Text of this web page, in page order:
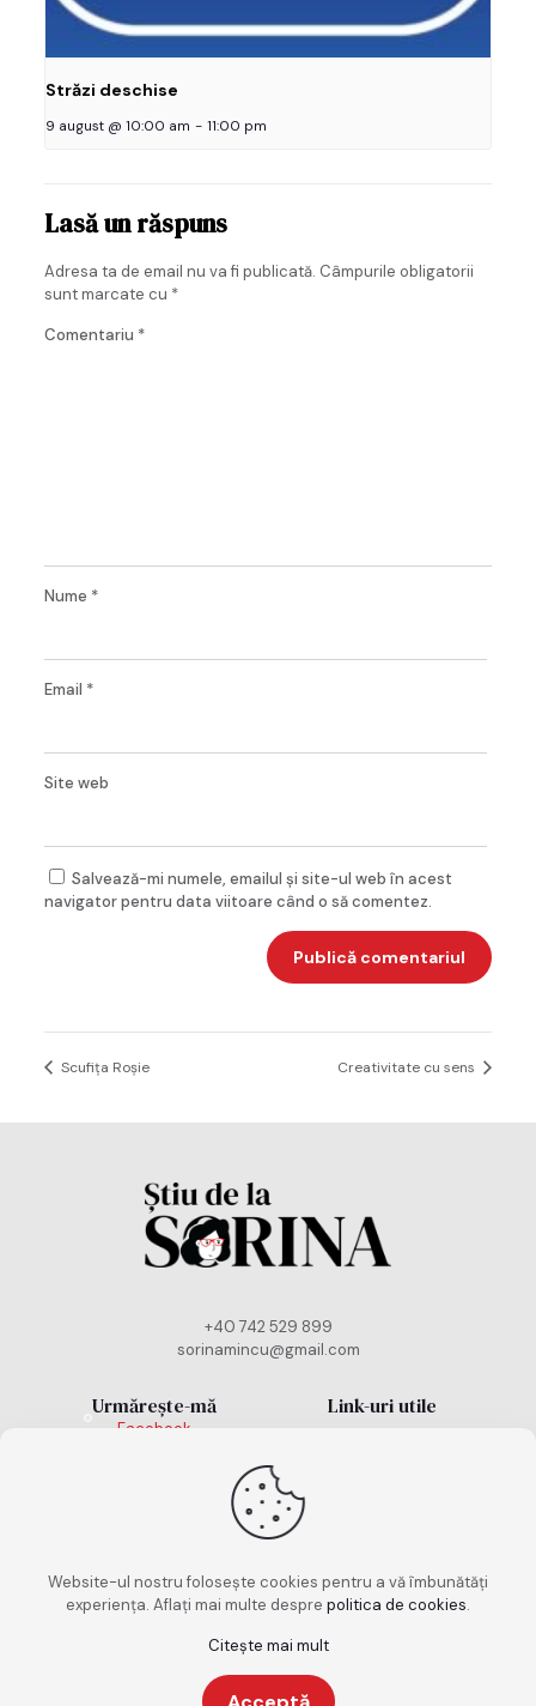
Străzi deschise
9 august @ 10:00 am - 11:00 pm
Lasă un răspuns
Adresa ta de email nu va fi publicată. Câmpurile obligatorii
sunt marcate cu *
Comentariu *
Nume *
Email *
Site web
Salvează-mi numele, emailul și site-ul web în acest
navigator pentru data viitoare când o să comentez.
Scufița Roșie Creativitate cu sens
+40 742 529 899
sorinamincu@gmail.com
Urmărește-mă
Facebook
Link-uri utile
Copyright 2026. Toate drepturile rezervate. Design
Website-ul nostru folosește cookies pentru a vă îmbunătăți
experiența. Aflați mai multe despre politica de cookies.
Citește mai mult